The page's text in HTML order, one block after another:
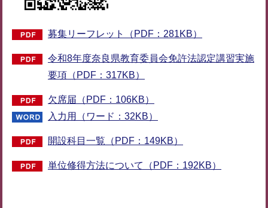
募集リーフレット（PDF：281KB）
令和8年度奈良県教育委員会免許法認定講習実施
要項（PDF：317KB）
欠席届（PDF：106KB）
入力用（ワード：32KB）
開設科目一覧（PDF：149KB）
単位修得方法について（PDF：192KB）